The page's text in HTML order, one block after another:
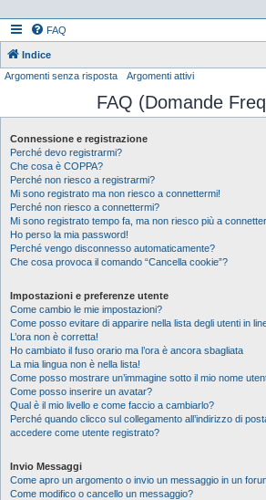
FAQ
Indice
Argomenti senza risposta Argomenti attivi
FAQ (Domande
Connessione e registrazione
Perché devo registrarmi?
Che cosa è COPPA?
Perché non riesco a registrarmi?
Mi sono registrato ma non riesco a connettermi!
Perché non riesco a connettermi?
Mi sono registrato tempo fa, ma non riesco più a
Ho perso la mia password!
Perché vengo disconnesso automaticamente?
Che cosa provoca il comando “Cancella cookie”?
Impostazioni e preferenze utente
Come cambio le mie impostazioni?
Come posso evitare di apparire nella lista degli utenti in
L’ora non è corretta!
Ho cambiato il fuso orario ma l’ora è ancora sbagliata
La mia lingua non è nella lista!
Come posso mostrare un’immagine sotto il mio nome
Come posso inserire un avatar?
Qual è il mio livello e come faccio a cambiarlo?
Perché quando clicco sul collegamento all’indirizzo di
accedere come utente registrato?
Invio Messaggi
Come apro un argomento o invio un messaggio in un
Come modifico o cancello un messaggio?